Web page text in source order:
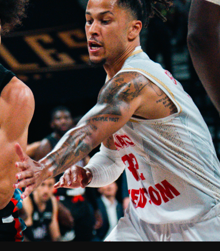
Effectif
Foundation
Parisii
Volontaires
ON RECRUTE
Contact
Arena
et informations
Tour
et séminaires
Partenaires
Nos partenaires
Devenir partenaire
Business Club